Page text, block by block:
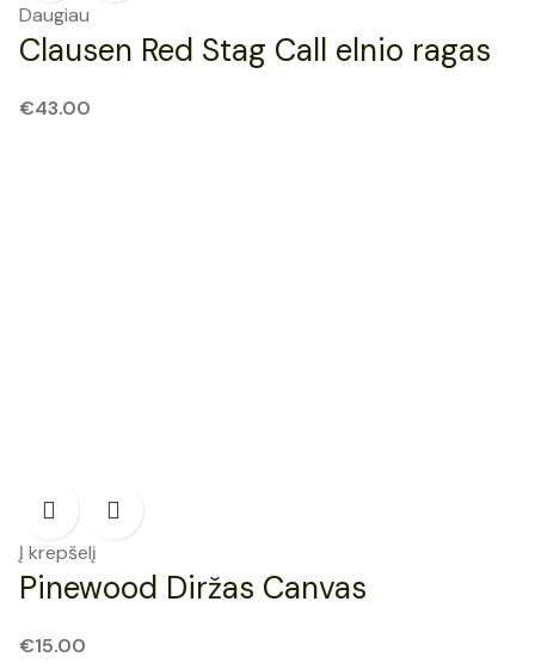
Daugiau
Clausen Red Stag Call elnio ragas
€43.00
Į krepšelį
Pinewood Diržas Canvas
€15.00